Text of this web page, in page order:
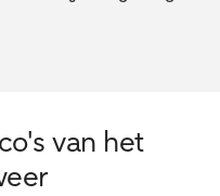
van het